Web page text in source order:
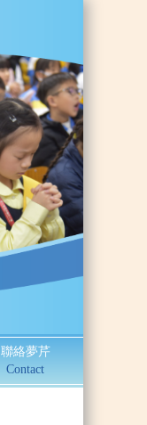
聯絡夢芹
Contact